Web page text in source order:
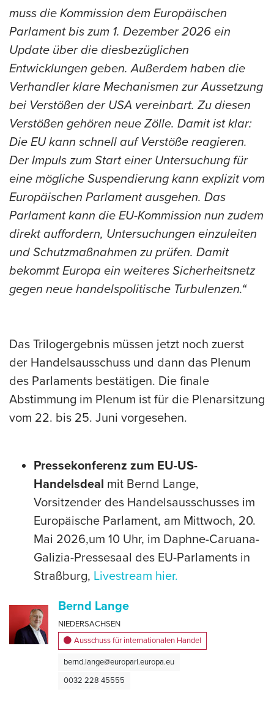
muss die Kommission dem Europäischen
Parlament bis zum 1. Dezember 2026 ein
Update über die diesbezüglichen
Entwicklungen geben. Außerdem haben die
Verhandler klare Mechanismen zur Aussetzung
bei Verstößen der USA vereinbart. Zu diesen
Verstößen gehören neue Zölle. Damit ist klar:
Die EU kann schnell auf Verstöße reagieren.
Der Impuls zum Start einer Untersuchung für
eine mögliche Suspendierung kann explizit vom
Europäischen Parlament ausgehen. Das
Parlament kann die EU-Kommission nun zudem
direkt auffordern, Untersuchungen einzuleiten
und Schutzmaßnahmen zu prüfen. Damit
bekommt Europa ein weiteres Sicherheitsnetz
gegen neue handelspolitische Turbulenzen.“
Das Trilogergebnis müssen jetzt noch zuerst
der Handelsausschuss und dann das Plenum
des Parlaments bestätigen. Die finale
Abstimmung im Plenum ist für die Plenarsitzung
vom 22. bis 25. Juni vorgesehen.
Pressekonferenz zum EU-US-
Handelsdeal mit Bernd Lange,
Vorsitzender des Handelsausschusses im
Europäische Parlament, am Mittwoch, 20.
Mai 2026,um 10 Uhr, im Daphne-Caruana-
Galizia-Pressesaal des EU-Parlaments in
Straßburg, Livestream hier.
Bernd Lange
NIEDERSACHSEN
Ausschuss für internationalen Handel
bernd.lange@europarl.europa.eu
0032 228 45555